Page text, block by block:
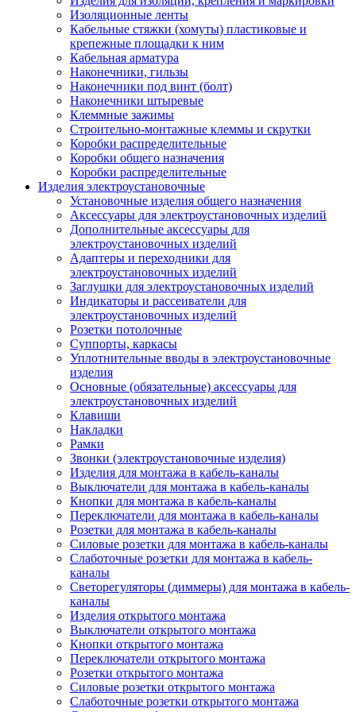
Изоляционные ленты
Кабельные стяжки (хомуты) пластиковые и
крепежные площадки к ним
Кабельная арматура
Наконечники, гильзы
Наконечники под винт (болт)
Наконечники штыревые
Клеммные зажимы
Строительно-монтажные клеммы и скрутки
Коробки распределительные
Коробки общего назначения
Коробки распределительные
Изделия электроустановочные
Установочные изделия общего назначения
Аксессуары для электроустановочных изделий
Дополнительные аксессуары для
электроустановочных изделий
Адаптеры и переходники для
электроустановочных изделий
Заглушки для электроустановочных изделий
Индикаторы и рассеиватели для
электроустановочных изделий
Розетки потолочные
Суппорты, каркасы
Уплотнительные вводы в электроустановочные
изделия
Основные (обязательные) аксессуары для
электроустановочных изделий
Клавиши
Накладки
Рамки
Звонки (электроустановочные изделия)
Изделия для монтажа в кабель-каналы
Выключатели для монтажа в кабель-каналы
Кнопки для монтажа в кабель-каналы
Переключатели для монтажа в кабель-каналы
Розетки для монтажа в кабель-каналы
Силовые розетки для монтажа в кабель-каналы
Слаботочные розетки для монтажа в кабель-
каналы
Светорегуляторы (диммеры) для монтажа в кабель-
каналы
Изделия открытого монтажа
Выключатели открытого монтажа
Кнопки открытого монтажа
Переключатели открытого монтажа
Розетки открытого монтажа
Силовые розетки открытого монтажа
Слаботочные розетки открытого монтажа